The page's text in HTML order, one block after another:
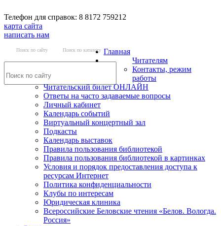
Телефон для справок: 8 8172 759212
карта сайта
написать нам
Поиск по сайту Поиск по каталогу Главная
Читателям
Контакты, режим
работы
Читательский билет ОНЛАЙН
Ответы на часто задаваемые вопросы
Личный кабинет
Календарь событий
Виртуальный концертный зал
Подкасты
Календарь выставок
Правила пользования библиотекой
Правила пользования библиотекой в картинках
Условия и порядок предоставления доступа к
ресурсам Интернет
Политика конфиденциальности
Клубы по интересам
Юридическая клиника
Всероссийские Беловские чтения «Белов. Вологда.
Россия»